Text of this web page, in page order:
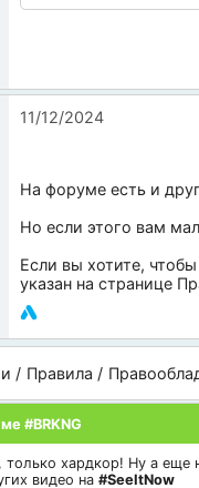
11/12/2024
На форуме есть и
Но если этого вам
Если вы хотите,
указан на странице
Правила
#BRKNG
хардкор! Ну а еще
видео на #SeeItNow